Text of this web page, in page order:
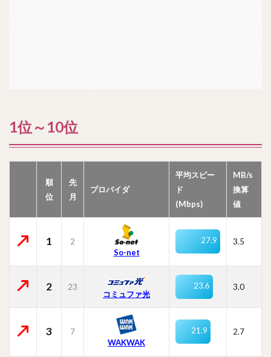
1位～10位
順
位
先
月
プロバイダ
平均スピー
ド
(Mbps)
MB/s
換算
値
1
2
So-net
27.9 3.5
2 23
コミュファ光
23.6 3.0
3
7
WAKWAK
21.9 2.7